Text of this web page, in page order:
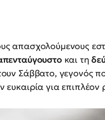
απασχολούμενους
και τη
Σάββατο, γεγονός
ευκαιρία για